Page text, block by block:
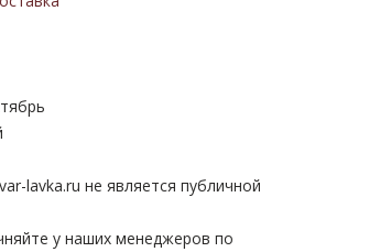
lavka.ru не является публичной
у наших менеджеров по